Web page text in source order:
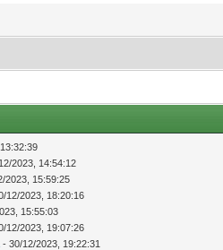
2023, 14:54:12
2023, 15:59:25
12/2023, 18:20:16
15:55:03
12/2023, 19:07:26
- 30/12/2023, 19:22:31